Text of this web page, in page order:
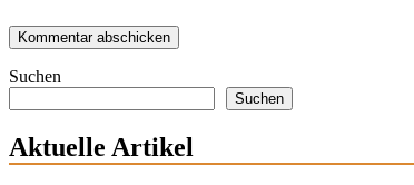
Suchen
Suchen
Aktuelle Artikel